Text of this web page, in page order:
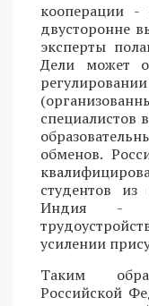
кооперации
двусторонне
эксперты
Дели может
специалистов
обменов.
студентов
Индия - в
усилении
Таким
Российской